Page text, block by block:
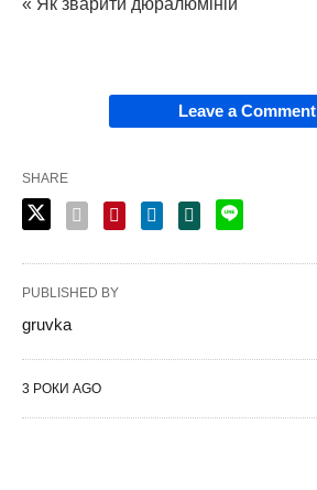
Leave a Comment
SHARE
PUBLISHED BY
gruvka
3 РОКИ AGO